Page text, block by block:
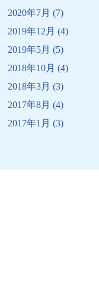
2020年7月 (7)
2019年12月 (4)
2019年5月 (5)
2018年10月 (4)
2018年3月 (3)
2017年8月 (4)
2017年1月 (3)